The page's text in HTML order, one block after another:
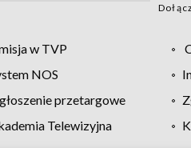
w TVP
NOS
przetargowe
Telewizyjna